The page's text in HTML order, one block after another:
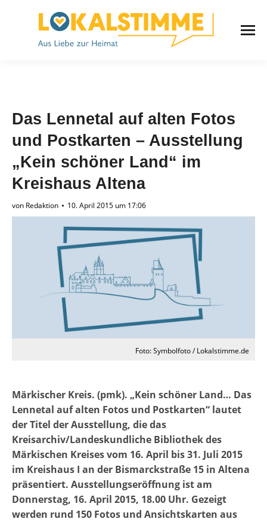
Das Lennetal auf alten Fotos
und Postkarten – Ausstellung
„Kein schöner Land“ im
Kreishaus Altena
von Redaktion 10. April 2015 um 17:06
Foto: Symbolfoto / Lokalstimme.de
Märkischer Kreis. (pmk). „Kein schöner Land… Das
Lennetal auf alten Fotos und Postkarten“ lautet
der Titel der Ausstellung, die das
Kreisarchiv/Landeskundliche Bibliothek des
Märkischen Kreises vom 16. April bis 31. Juli 2015
im Kreishaus I an der Bismarckstraße 15 in Altena
präsentiert. Ausstellungseröffnung ist am
Donnerstag, 16. April 2015, 18.00 Uhr. Gezeigt
werden rund 150 Fotos und Ansichtskarten aus